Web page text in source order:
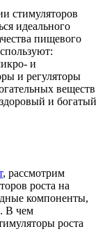
стимуляторов
идеального
пищевого
и
и регуляторы
веществ
и богатый
, рассмотрим
роста на
компоненты,
В чем
роста